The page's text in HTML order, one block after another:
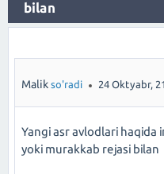
bilan
Malik so'radi 24 Oktyabr, 21
Yangi asr avlodlari haqida
yoki murakkab rejasi bilan